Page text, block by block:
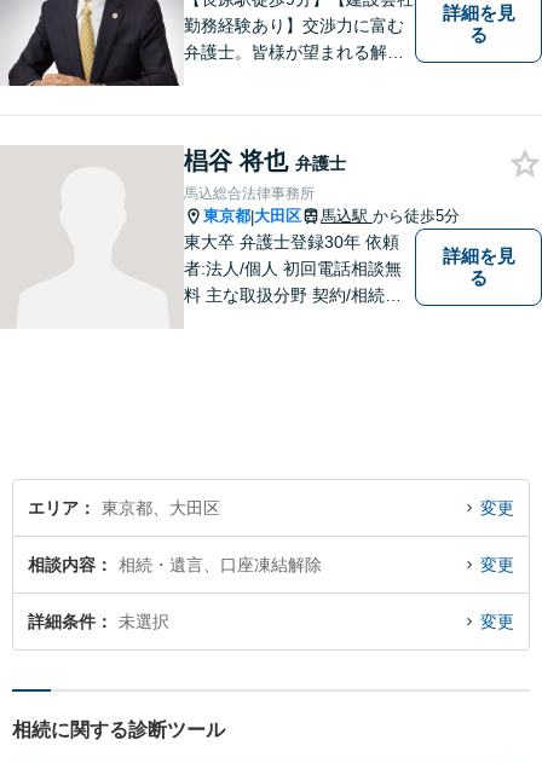
勤務経験あり】交渉力に富む
弁護士。皆様が望まれる解決
な方はお気軽にお声掛けくだ
さい。【電話・メール相談
可】
詳細を見
る
椙谷 将也 弁護士
馬込総合法律事務所
東京都|大田区 馬込駅 から徒歩5分
東大卒 弁護士登録30年 依頼
者:法人/個人 初回電話相談無
料 主な取扱分野 契約/相続・
詳細を見
る
エリア 東京都、大田区 変更
相談内容 相続・遺言、口座凍結解除 変更
詳細条件 未選択 変更
相続に関する診断ツール